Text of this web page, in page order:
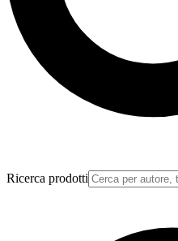
Ricerca prodotti